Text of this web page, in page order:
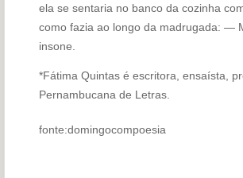
ela se sentaria no banco da cozinha
como fazia ao longo da madrugada: —
insone.
*Fátima Quintas é escritora, ensaísta,
Pernambucana de Letras.
fonte:domingocompoesia